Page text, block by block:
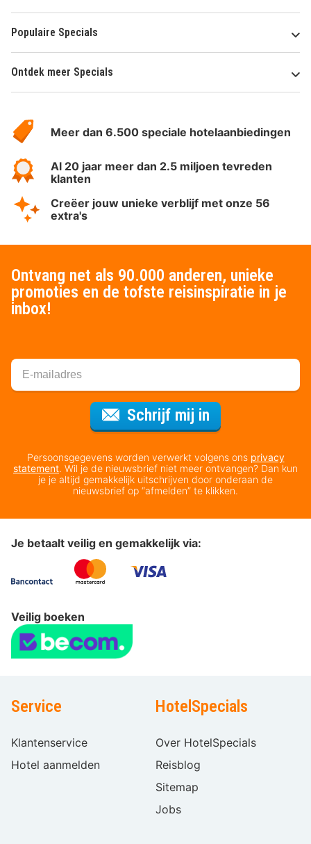
Populaire Specials
Ontdek meer Specials
HotelSpecials
Meer dan 6.500 speciale hotelaanbiedingen
Al 20 jaar meer dan 2.5 miljoen tevreden
klanten
Creëer jouw unieke verblijf met onze 56
extra's
Ontvang net als 90.000 anderen, unieke
promoties en de tofste reisinspiratie in je
inbox!
Schrijf mij in
Persoonsgegevens worden verwerkt volgens ons privacy
statement. Wil je de nieuwsbrief niet meer ontvangen? Dan kun
je je altijd gemakkelijk uitschrijven door onderaan de
nieuwsbrief op “afmelden” te klikken.
Je betaalt veilig en gemakkelijk via:
Veilig boeken
Service
Klantenservice
Hotel aanmelden
HotelSpecials
Over HotelSpecials
Reisblog
Sitemap
Jobs